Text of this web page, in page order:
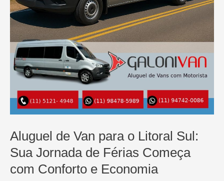
Aluguel de Van para o Litoral Sul:
Sua Jornada de Férias Começa
com Conforto e Economia